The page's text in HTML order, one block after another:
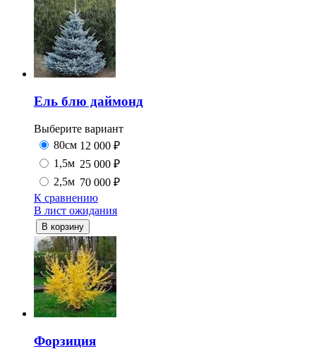
Ель блю даймонд
Выберите вариант
80см 12 000 ₽
1,5м 25 000 ₽
2,5м 70 000 ₽
К сравнению
В лист ожидания
В корзину
Форзиция